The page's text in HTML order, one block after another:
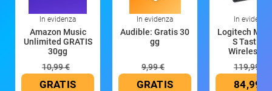
In evidenza
Amazon Music
Unlimited GRATIS
30gg
10,99 €
GRATIS
In evidenza
Audible: Gratis 30
gg
9,99 €
GRATIS
In evidenza
Logitech MX
S Tastiera
Wireless
119,99 €
84,99 €